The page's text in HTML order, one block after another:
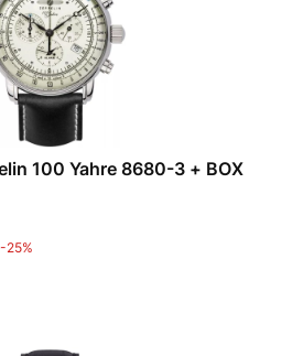
100 Yahre 8680-3 + BOX
-25%